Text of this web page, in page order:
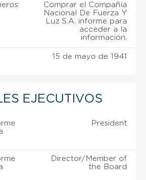
Comprar el Compañía
Nacional De Fuerza Y
Luz S.A. informe para
acceder a la
información.
15 de mayo de 1941
EJECUTIVOS
President
Director/Member of
the Board